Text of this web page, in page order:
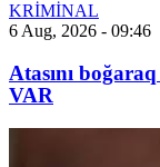
KRİMİNAL
6 Aug, 2026 - 09:46
Atasını
VAR